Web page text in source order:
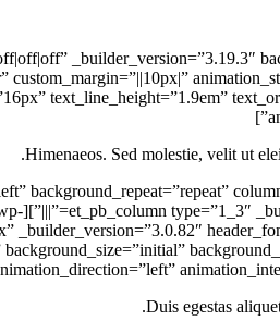
text_line_height=”1.9em”
Himenaeos. Sed molestie, velit ut
wp-
Duis egestas